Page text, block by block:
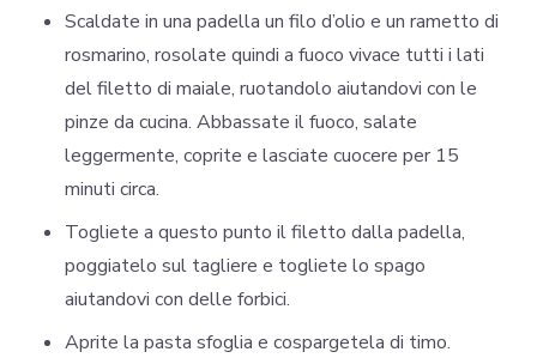
Scaldate in una padella un filo d’olio e un rametto di
rosmarino, rosolate quindi a fuoco vivace tutti i lati
del filetto di maiale, ruotandolo aiutandovi con le
pinze da cucina. Abbassate il fuoco, salate
leggermente, coprite e lasciate cuocere per 15
minuti circa.
Togliete a questo punto il filetto dalla padella,
poggiatelo sul tagliere e togliete lo spago
aiutandovi con delle forbici.
Aprite la pasta sfoglia e cospargetela di timo.